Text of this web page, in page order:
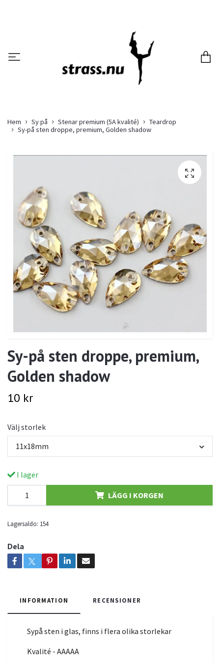
Hem Sy på Stenar premium (5A kvalité)
Teardrop
Sy-på sten droppe, premium, Golden shadow
Sy-på sten droppe, premium,
Golden shadow
10 kr
Välj storlek
11x18mm
I lager
LÄGG I KORGEN
Lagersaldo: 154
Dela
INFORMATION RECENSIONER
Sypå sten i glas, finns i flera olika storlekar
Kvalité - AAAAA